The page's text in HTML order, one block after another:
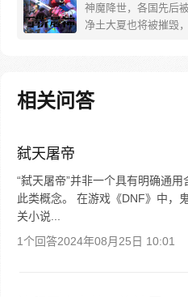
神魔降世，各国先后
净土大夏也将被摧毁
间，他再次睁眼，竟
十年前，一切尚未发
相关问答
弑天屠帝
“弑天屠帝”并非一个具有明确通
此类概念。 在游戏《DNF》中，
关小说...
1个回答2024年08月25日 10:01